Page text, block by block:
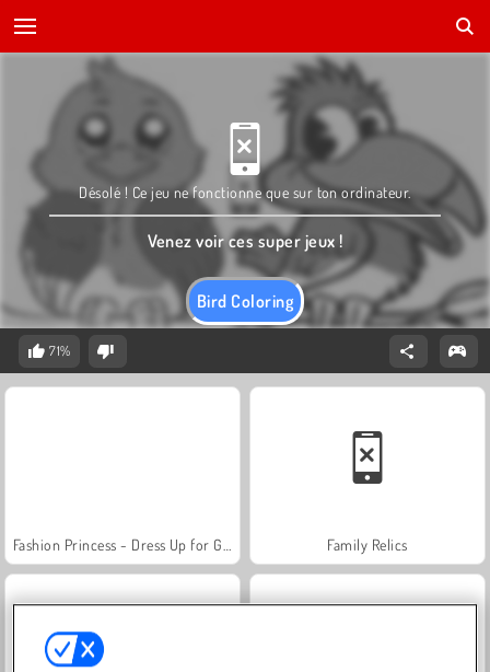
Bird Coloring
Désolé ! Ce jeu ne fonctionne que sur ton ordinateur.
Venez voir ces super jeux !
71%
Family Relics